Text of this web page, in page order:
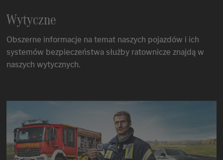
Wytyczne
Obszerne informacje na temat naszych pojazdów i ich
systemów bezpieczeństwa służby ratownicze znajdą w
naszych wytycznych.